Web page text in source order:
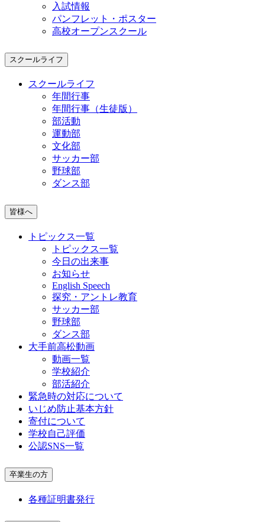
入試情報
パンフレット・ポスター
高校オープンスクール
スクールライフ
スクールライフ
年間行事
年間行事（生徒版）
部活動
運動部
文化部
サッカー部
野球部
ダンス部
皆様へ
トピックス一覧
トピックス一覧
今日の出来事
お知らせ
English Speech
探究・アントレ教育
サッカー部
野球部
ダンス部
大手前高松動画
動画一覧
学校紹介
部活紹介
緊急時の対応について
いじめ防止基本方針
寄付について
学校自己評価
公認SNS一覧
卒業生の方
各種証明書発行